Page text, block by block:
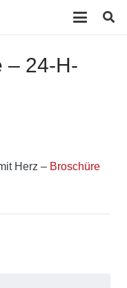
– 24-H-
Herz – Broschüre